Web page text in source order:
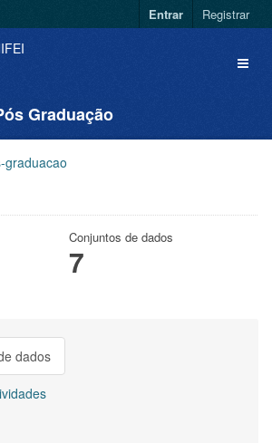
Entrar Registrar
Graduação
Conjuntos de dados
7
dados